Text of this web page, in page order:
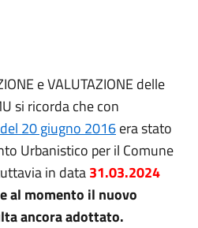
e VALUTAZIONE delle
si ricorda che con
20 giugno 2016era stato
Urbanistico per il Comune
in data31.03.2024
al momento il nuovo
ancora adottato.